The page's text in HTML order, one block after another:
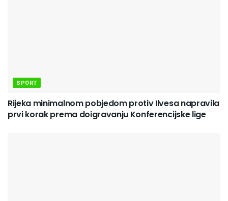
SPORT
Rijeka minimalnom pobjedom protiv Ilvesa napravila
prvi korak prema doigravanju Konferencijske lige